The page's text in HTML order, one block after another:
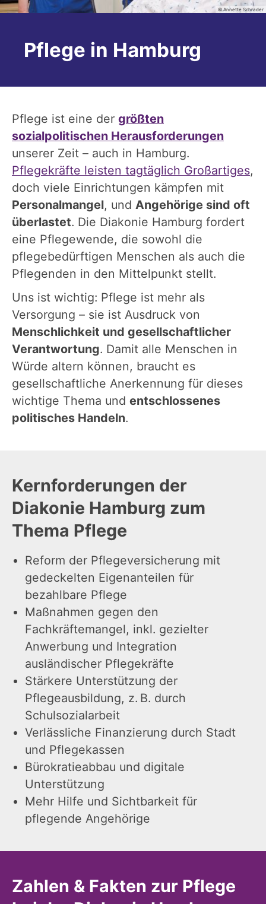
© Annette Schrader
Pflege in Hamburg
Pflege ist eine der größten
sozialpolitischen Herausforderungen
unserer Zeit – auch in Hamburg.
Pflegekräfte leisten tagtäglich Großartiges,
doch viele Einrichtungen kämpfen mit
Personalmangel, und Angehörige sind oft
überlastet. Die Diakonie Hamburg fordert
eine Pflegewende, die sowohl die
pflegebedürftigen Menschen als auch die
Pflegenden in den Mittelpunkt stellt.
Uns ist wichtig: Pflege ist mehr als
Versorgung – sie ist Ausdruck von
Menschlichkeit und gesellschaftlicher
Verantwortung. Damit alle Menschen in
Würde altern können, braucht es
gesellschaftliche Anerkennung für dieses
wichtige Thema und entschlossenes
politisches Handeln.
Kernforderungen der
Diakonie Hamburg zum
Thema Pflege
Reform der Pflegeversicherung mit
gedeckelten Eigenanteilen für
bezahlbare Pflege
Maßnahmen gegen den
Fachkräftemangel, inkl. gezielter
Anwerbung und Integration
ausländischer Pflegekräfte
Stärkere Unterstützung der
Pflegeausbildung, z. B. durch
Schulsozialarbeit
Verlässliche Finanzierung durch Stadt
und Pflegekassen
Bürokratieabbau und digitale
Unterstützung
Mehr Hilfe und Sichtbarkeit für
pflegende Angehörige
Zahlen & Fakten zur Pflege